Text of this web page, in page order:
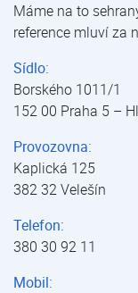
Máme na to
reference mluví za
Sídlo:
Borského 1011/1
152 00 Praha 5 –
Provozovna:
Kaplická 125
382 32 Velešín
Telefon:
380 30 92 11
Mobil: